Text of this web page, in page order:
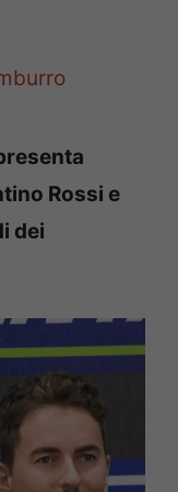
Rossi e
dei